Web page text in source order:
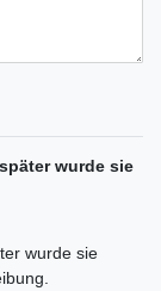
wurde sie
wurde sie